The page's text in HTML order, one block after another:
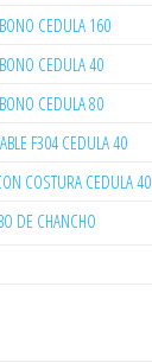
CEDULA 160
CEDULA 40
CEDULA 80
F304 CEDULA 40
COSTURA CEDULA 40
DE CHANCHO